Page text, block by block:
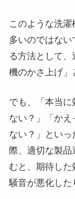
このような洗
多いのではな
る方法として
機のかさ上げ」
でも、「本当に
ない？」「かえ
ない？」とい
際、適切な製
むと、期待し
騒音が悪化した